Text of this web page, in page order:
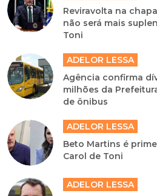
Reviravolta na
não será mais
Toni
ADELOR LESSA
Agência confirma
milhões da
de ônibus
ADELOR LESSA
Beto Martins é
Carol de Toni
ADELOR LESSA